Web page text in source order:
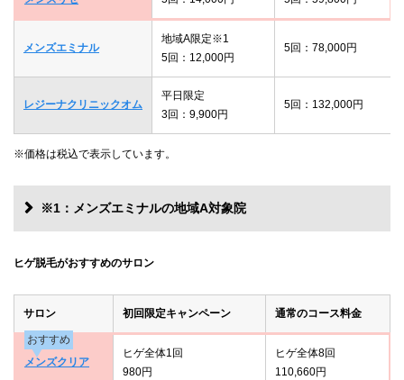
メンズエミナル
地域A限定※1
5回：12,000円
5回：78,000円
レジーナクリニックオム
平日限定
3回：9,900円
5回：132,000円
※価格は税込で表示しています。
※1：メンズエミナルの地域A対象院
ヒゲ脱毛がおすすめのサロン
サロン 初回限定キャンペーン 通常のコース料金
おすすめ
メンズクリア
ヒゲ全体1回
980円
ヒゲ全体8回
110,660円